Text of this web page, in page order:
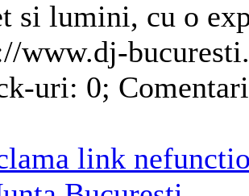
si lumini, cu o
www.dj-
uri: 0;
link